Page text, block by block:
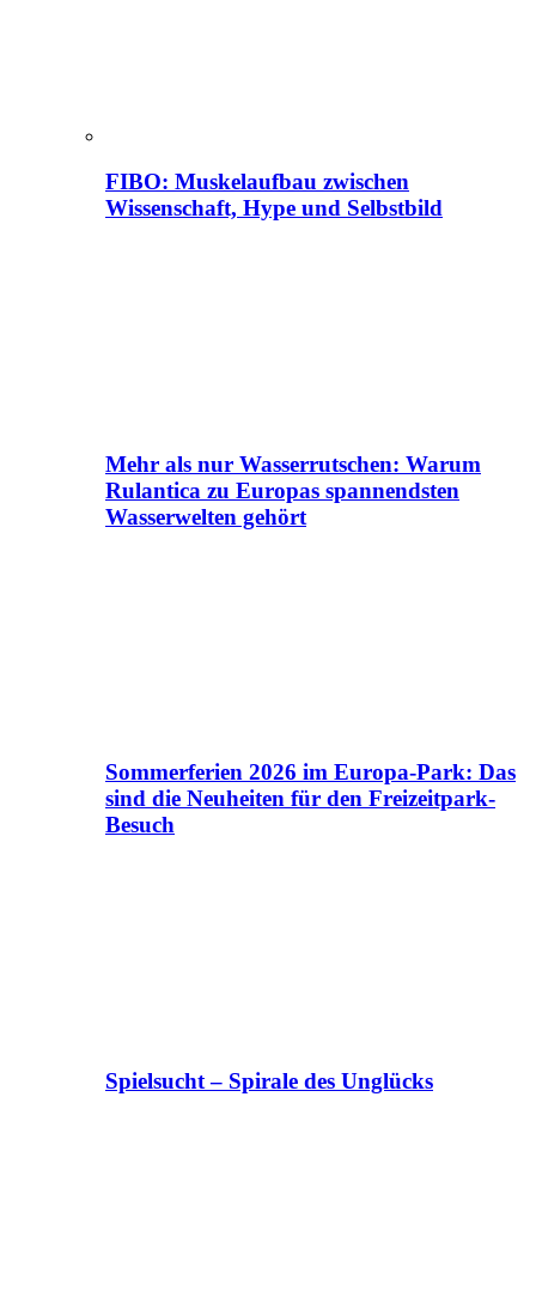
FIBO: Muskelaufbau zwischen
Wissenschaft, Hype und Selbstbild
Mehr als nur Wasserrutschen: Warum
Rulantica zu Europas spannendsten
Wasserwelten gehört
Sommerferien 2026 im Europa-Park: Das
sind die Neuheiten für den Freizeitpark-
Besuch
Spielsucht – Spirale des Unglücks